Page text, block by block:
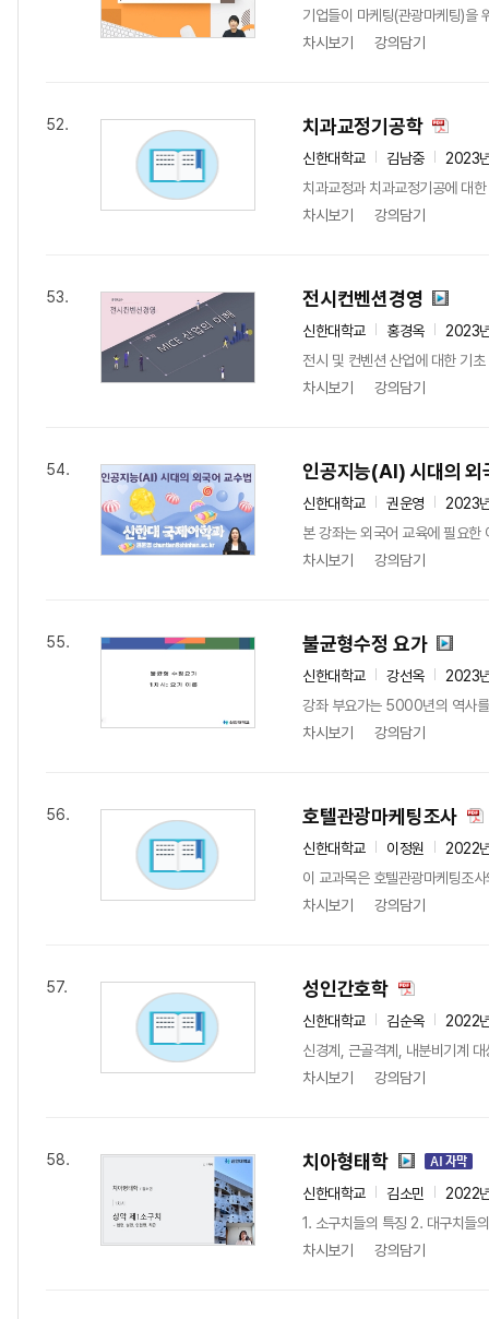
기업들이 마케팅(관광마케팅)을
차시보기
강의담기
52. 치과교정기공학
신한대학교 김남중
2023
치과교정과 치과교정기공에 대
차시보기
강의담기
53. 전시컨벤션경영
신한대학교 홍경옥
2023
전시 및 컨벤션 산업에 대한 기
차시보기
강의담기
54. 인공지능(AI) 시대의 외
신한대학교 권운영
2023
본 강좌는 외국어 교육에 필요한
차시보기
강의담기
55. 불균형수정 요가
신한대학교 강선옥
2023
강좌 부요가는 5000년의 역사를
차시보기
강의담기
56. 호텔관광마케팅조사
신한대학교 이정원
2022
이 교과목은 호텔관광마케팅조
차시보기
강의담기
57. 성인간호학
신한대학교 김순옥
2022
신경계, 근골격계, 내분비기계
차시보기
강의담기
58. 치아형태학
신한대학교 김소민
2022
1. 소구치들의 특징 2. 대구치들
차시보기
강의담기